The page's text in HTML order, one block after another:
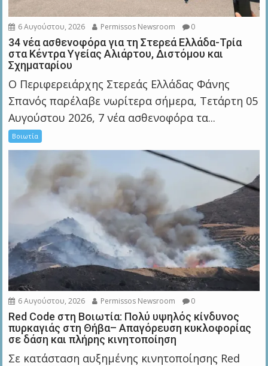
6 Αυγούστου, 2026 Permissos Newsroom 0
34 νέα ασθενοφόρα για τη Στερεά Ελλάδα-Τρία
στα Κέντρα Υγείας Αλιάρτου, Διστόμου και
Σχηματαρίου
Ο Περιφερειάρχης Στερεάς Ελλάδας Φάνης
Σπανός παρέλαβε νωρίτερα σήμερα, Τετάρτη 05
Αυγούστου 2026, 7 νέα ασθενοφόρα τα...
Βοιωτία
6 Αυγούστου, 2026 Permissos Newsroom 0
Red Code στη Βοιωτία: Πολύ υψηλός κίνδυνος
πυρκαγιάς στη Θήβα– Απαγόρευση κυκλοφορίας
σε δάση και πλήρης κινητοποίηση
Σε κατάσταση αυξημένης κινητοποίησης Red